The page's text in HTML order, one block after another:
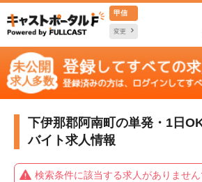
甲信
変更
下伊那郡阿南町の単発・1日
バイト求人情報
検索条件に該当する求人がありませ